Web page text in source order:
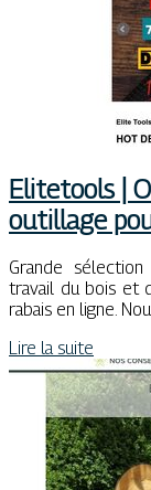
Elitetools |
outillage
Grande
travail du bois et
rabais en ligne.
Lire la suite